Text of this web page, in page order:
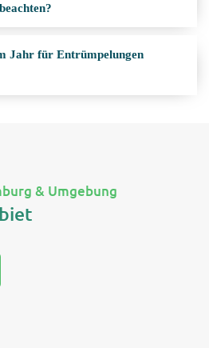
Jahr für Entrümpelungen
& Umgebung